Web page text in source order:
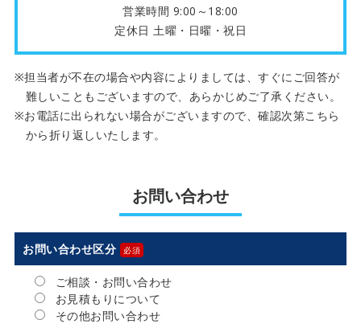
営業時間 9:00～18:00
定休日 土曜・日曜・祝日
担当者が不在の場合や内容によりましては、すぐにご回答が
難しいこともございますので、あらかじめご了承ください。
お電話に出られない場合がございますので、確認次第こちら
から折り返しいたします。
お問い合わせ
お問い合わせ区分
ご相談・お問い合わせ
お見積もりについて
その他お問い合わせ